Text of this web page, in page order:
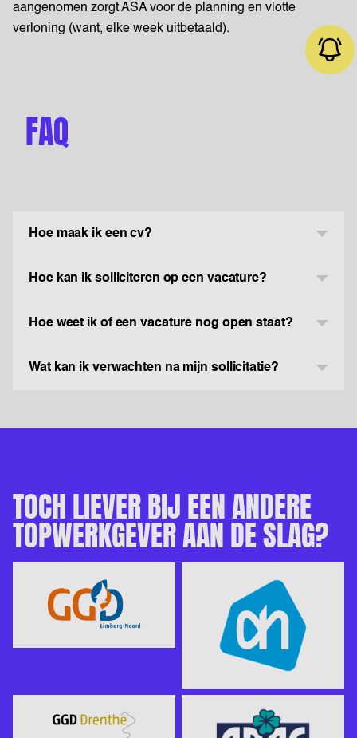
aangenomen zorgt ASA voor de planning en vlotte
verloning (want, elke week uitbetaald).
FAQ
Hoe maak ik een cv?
Hoe kan ik solliciteren op een vacature?
Hoe weet ik of een vacature nog open staat?
Wat kan ik verwachten na mijn sollicitatie?
TOCH LIEVER BIJ EEN ANDERE
TOPWERKGEVER AAN DE SLAG?